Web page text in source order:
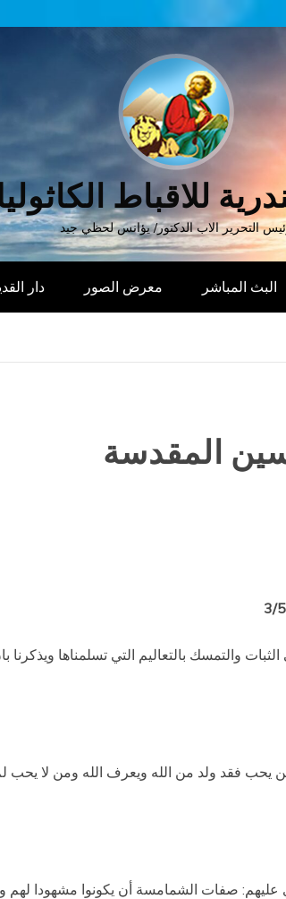
للاقباط
التحرير الاب الدكتور/ يؤانس لحظي جيد
البث المباشر معرض الصور دار
المقدسة
والتمسك بالتعاليم التي تسلمناها ويذكرنا بان
فقد ولد من الله ويعرف الله ومن لا يحب
عليهم: صفات الشمامسة أن يكونوا مشهودا